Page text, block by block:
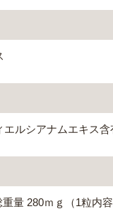
エルシアナムエキス含
量 280ｍｇ（1粒内容